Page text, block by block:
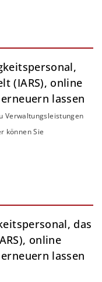
(IARS), online
lassen
Verwaltungsleistungen
können Sie
das
online
lassen